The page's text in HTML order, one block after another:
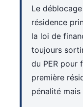
Le
résidence
la loi de
toujours
du PER pour
première
pénalité